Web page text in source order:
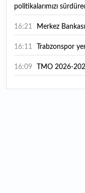
politikalarımızı
16:21 Merkez
16:11 Trabzonspor
16:09 TMO 2026-
15:59 Bankacılık